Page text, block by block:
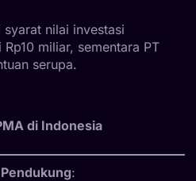
syarat nilai investasi
miliar, sementara PT
serupa.
di Indonesia
: